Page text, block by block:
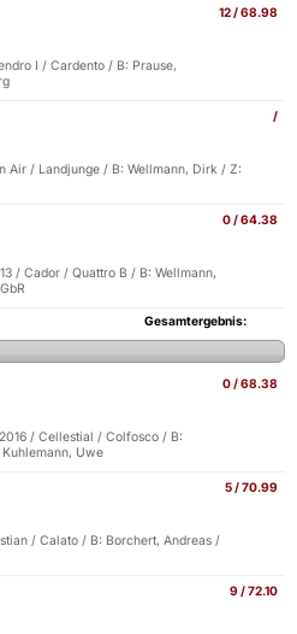
12 / 68.98
I / Cardento / B: Prause,
/
Air / Landjunge / B: Wellmann, Dirk / Z:
0 / 64.38
/ Cador / Quattro B / B: Wellmann,
Gesamtergebnis:
0 / 68.38
/ Cellestial / Colfosco / B:
Uwe
5 / 70.99
/ Calato / B: Borchert, Andreas /
9 / 72.10